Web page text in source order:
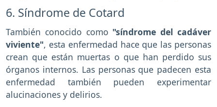
6. Síndrome de Cotard
También conocido como "síndrome del cadáver
viviente", esta enfermedad hace que las personas
crean que están muertas o que han perdido sus
órganos internos. Las personas que padecen esta
enfermedad también pueden experimentar
alucinaciones y delirios.